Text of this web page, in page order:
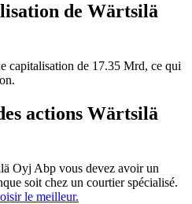
de Wärtsilä
capitalisation de 17.35 Mrd, ce qui
actions Wärtsilä
Oyj Abp vous devez avoir un
soit chez un courtier spécialisé.
le meilleur.